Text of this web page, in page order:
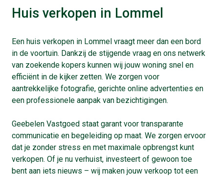
Huis verkopen in Lommel
Een huis verkopen in Lommel vraagt meer dan een bord
in de voortuin. Dankzij de stijgende vraag en ons netwerk
van zoekende kopers kunnen wij jouw woning snel en
efficiënt in de kijker zetten. We zorgen voor
aantrekkelijke fotografie, gerichte online advertenties en
een professionele aanpak van bezichtigingen.
Geebelen Vastgoed staat garant voor transparante
communicatie en begeleiding op maat. We zorgen ervoor
dat je zonder stress en met maximale opbrengst kunt
verkopen. Of je nu verhuist, investeert of gewoon toe
bent aan iets nieuws – wij maken jouw verkoop tot een